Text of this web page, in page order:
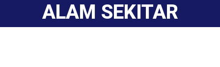
ALAM SEKITAR